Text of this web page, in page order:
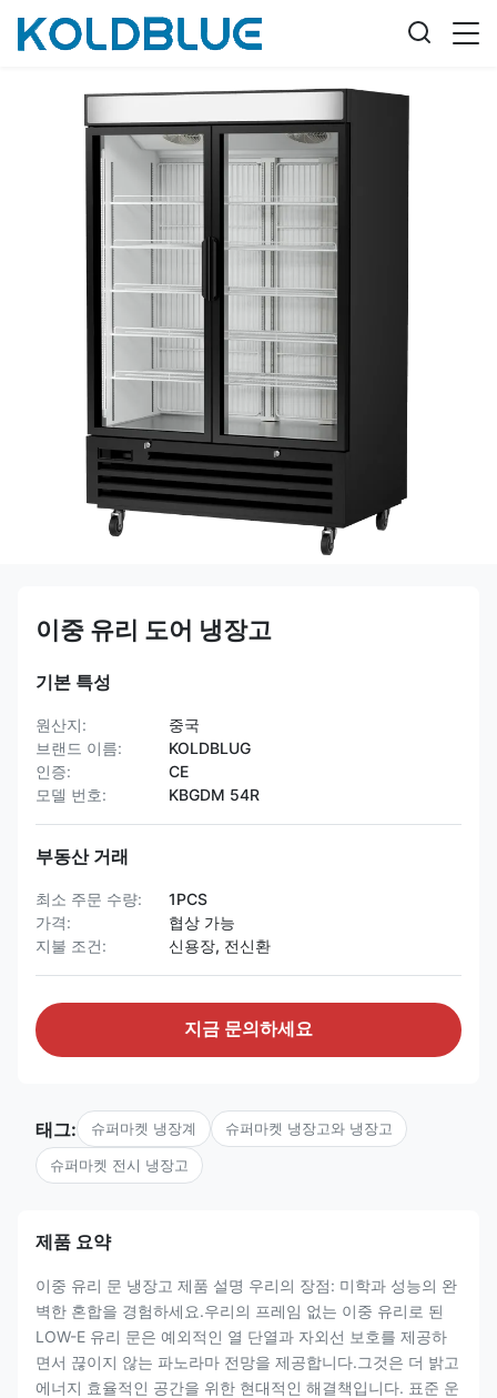
이중 유리 도어 냉장고
기본 특성
원산지:
중국
브랜드 이름:
KOLDBLUG
인증:
CE
모델 번호:
KBGDM 54R
부동산 거래
최소 주문 수량:
1PCS
가격:
협상 가능
지불 조건:
신용장, 전신환
지금 문의하세요
태그: 슈퍼마켓 냉장계 슈퍼마켓 냉장고와 냉장고
슈퍼마켓 전시 냉장고
제품 요약
이중 유리 문 냉장고 제품 설명 우리의 장점: 미학과 성능의 완
벽한 혼합을 경험하세요.우리의 프레임 없는 이중 유리로 된
LOW-E 유리 문은 예외적인 열 단열과 자외선 보호를 제공하
면서 끊이지 않는 파노라마 전망을 제공합니다.그것은 더 밝고
에너지 효율적인 공간을 위한 현대적인 해결책입니다. 표준 운